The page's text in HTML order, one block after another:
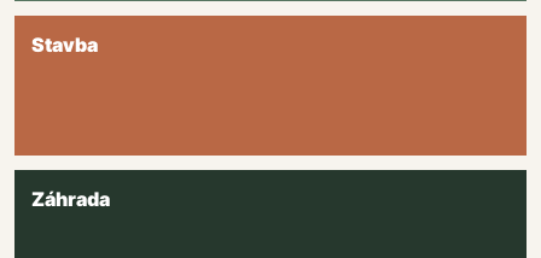
Stavba
Záhrada